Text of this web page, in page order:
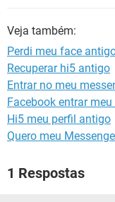
Veja também:
Perdi meu face
Recuperar hi5 antigo
Entrar no meu
Facebook entrar
Hi5 meu perfil antigo
Quero meu
1 Respostas